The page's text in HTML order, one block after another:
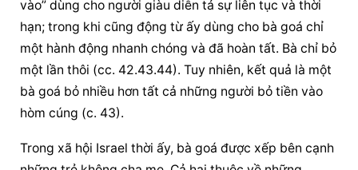
vào” dùng cho người giàu diễn tả sự liên tục và thời
hạn; trong khi cũng động từ ấy dùng cho bà goá chỉ
một hành động nhanh chóng và đã hoàn tất. Bà chỉ bỏ
một lần thôi (cc. 42.43.44). Tuy nhiên, kết quả là một
bà goá bỏ nhiều hơn tất cả những người bỏ tiền vào
hòm cúng (c. 43).
Trong xã hội Israel thời ấy, bà goá được xếp bên cạnh